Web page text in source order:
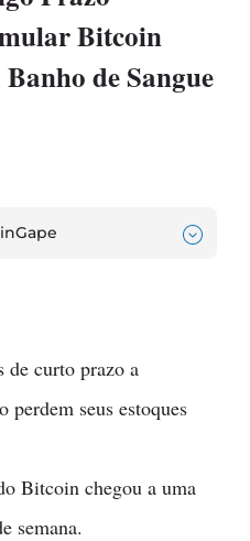
Bitcoin
de Sangue
de curto prazo a
perdem seus estoques
Bitcoin chegou a uma
semana.